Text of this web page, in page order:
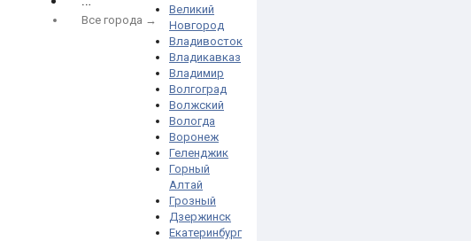
Все города →
Великий
Новгород
Владивосток
Владикавказ
Владимир
Волгоград
Волжский
Вологда
Воронеж
Геленджик
Горный
Алтай
Грозный
Дзержинск
Екатеринбург